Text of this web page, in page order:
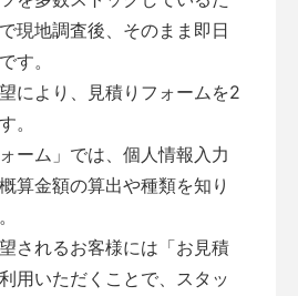
現地調査後、そのまま即日
す。
により、見積りフォームを2
。
ーム 」では、個人情報入力
算金額の算出や種類を知り
されるお客様には「お見積
用いただくことで、スタッ